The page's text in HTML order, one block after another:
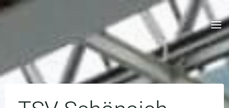
Skip
to